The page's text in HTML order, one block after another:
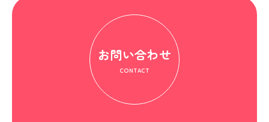
お問い合わせ
CONTACT